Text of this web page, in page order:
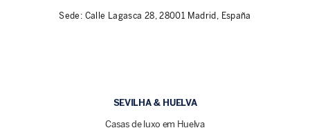
Sede: Calle Lagasca 28, 28001 Madrid, España
SEVILHA & HUELVA
Casas de luxo em Huelva